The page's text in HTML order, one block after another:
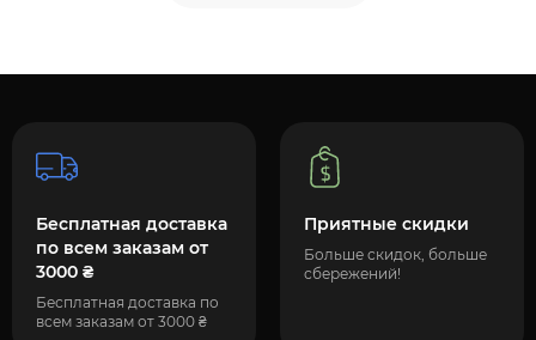
Бесплатная доставка
по всем заказам от
3000 ₴
Бесплатная доставка по
всем заказам от 3000 ₴
Приятные скидки
Больше скидок, больше
сбережений!